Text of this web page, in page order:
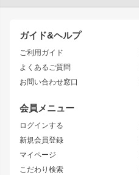
ガイド&ヘルプ
ご利用ガイド
よくあるご質問
お問い合わせ窓口
会員メニュー
ログインする
新規会員登録
マイページ
こだわり検索
JZX90 CHASER
JZX110 MARK II
JZX100 MARK II
JZX90 MARK II
トレノ
マークX
ニッサン
S15 シルビア
エアロシリーズ
ドリフトライン
風神
雷神